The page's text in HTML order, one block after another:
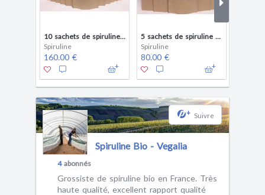
10 sachets de spiruline pure en pailletes (10x100g) + 1 gratuit
Spiruline
160.00 €
5 sachets de spiruline pure en paillettes (5x100g)
Spiruline
80.00 €
+ Suivre
Spiruline Bio - Vegalia
4abonnés
Grossiste de spiruline bio en France. Très
haute qualité, excellent rapport qualité